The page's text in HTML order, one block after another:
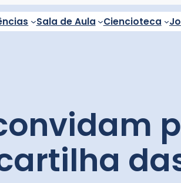
Sala de Aula Ciencioteca